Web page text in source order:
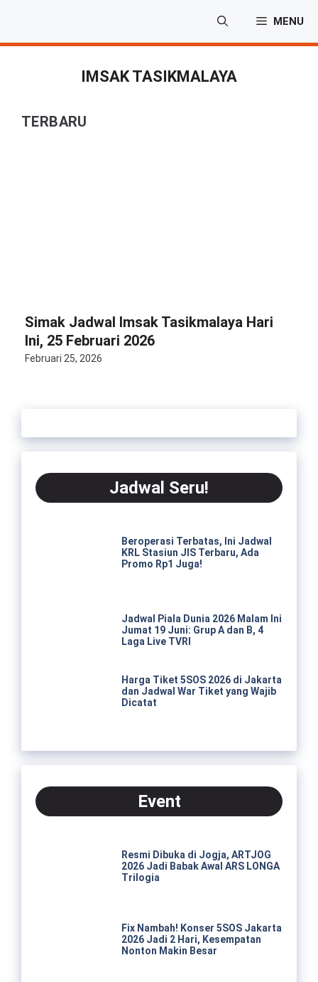
isi
MENU
IMSAK TASIKMALAYA
TERBARU
Simak Jadwal Imsak Tasikmalaya Hari
Ini, 25 Februari 2026
Februari 25, 2026
Jadwal Seru!
Beroperasi Terbatas, Ini Jadwal
KRL Stasiun JIS Terbaru, Ada
Promo Rp1 Juga!
Jadwal Piala Dunia 2026 Malam Ini
Jumat 19 Juni: Grup A dan B, 4
Laga Live TVRI
Harga Tiket 5SOS 2026 di Jakarta
dan Jadwal War Tiket yang Wajib
Dicatat
Event
Resmi Dibuka di Jogja, ARTJOG
2026 Jadi Babak Awal ARS LONGA
Trilogia
Fix Nambah! Konser 5SOS Jakarta
2026 Jadi 2 Hari, Kesempatan
Nonton Makin Besar